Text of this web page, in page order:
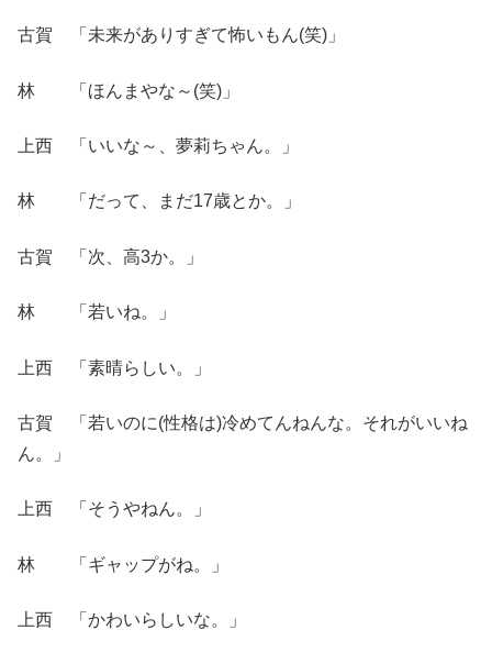
古賀 「未来がありすぎて怖いもん(笑)」
林 「ほんまやな～(笑)」
上西 「いいな～、夢莉ちゃん。」
林 「だって、まだ17歳とか。」
古賀 「次、高3か。」
林 「若いね。」
上西 「素晴らしい。」
古賀 「若いのに(性格は)冷めてんねんな。それがいいね
ん。」
上西 「そうやねん。」
林 「ギャップがね。」
上西 「かわいらしいな。」